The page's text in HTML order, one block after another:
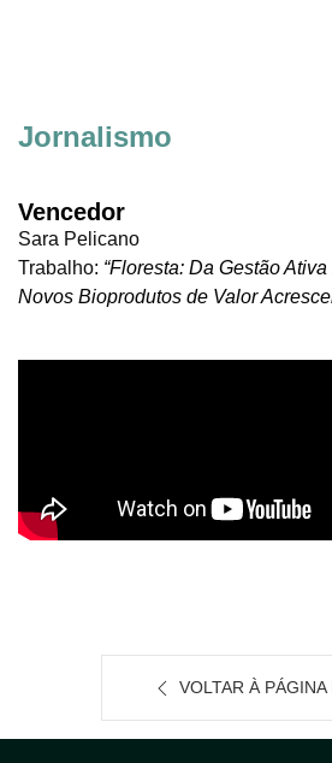
Jornalismo
Vencedor
Sara Pelicano
Trabalho: “Floresta: Da Gestão
Novos Bioprodutos de Valor
VOLTAR À PÁGINA